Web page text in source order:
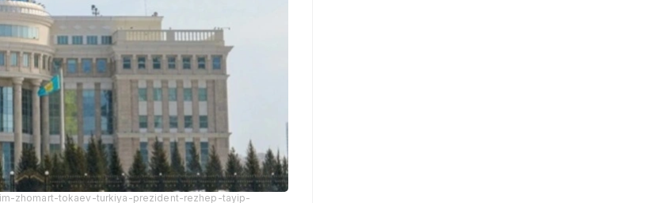
zhomart-tokaev-turkiya-prezident-rezhep-tayip-